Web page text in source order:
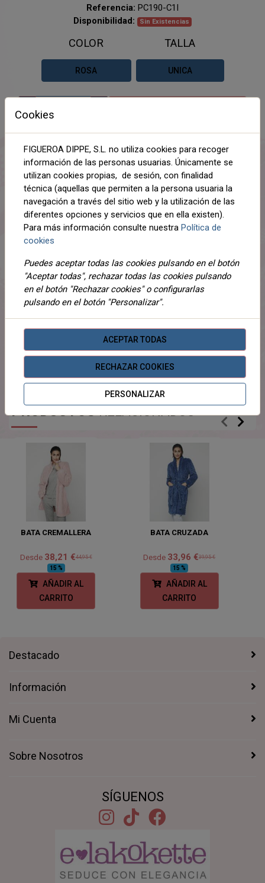
Referencia: PC190-C1I
Disponibilidad:
Sin Existencias
COLOR
ROSA
TALLA
UNICA
Compartir
DESCRIPCIÓN
DETALLES
OPINIONES
Sudadera extra grande con capucha y bolsillo frontal. Una
prenda perfecta que te ofrece suavidad y calidez en días
de bajas temperaturas. CON COJIN EN FORMA DE
CORAZON DE REGALO
100% poliéster
PRODUCTOSRELACIONADOS
BATA CREMALLERA
Desde 38,21 €44,95 €
15 %
AÑADIR AL
CARRITO
BATA CRUZADA
Desde 33,96 €39,95 €
15 %
AÑADIR AL
CARRITO
Destacado
Información
Mi Cuenta
Sobre Nosotros
SÍGUENOS
Cookies
FIGUEROA DIPPE, S.L. no utiliza cookies para recoger
información de las personas usuarias. Únicamente se
utilizan cookies propias, de sesión, con finalidad
técnica (aquellas que permiten a la persona usuaria la
navegación a través del sitio web y la utilización de las
diferentes opciones y servicios que en ella existen).
Para más información consulte nuestra Política de
cookies
Puedes aceptar todas las cookies pulsando en el botón
"Aceptar todas", rechazar todas las cookies pulsando
en el botón "Rechazar cookies" o configurarlas
pulsando en el botón "Personalizar".
ACEPTAR TODAS
RECHAZAR COOKIES
PERSONALIZAR